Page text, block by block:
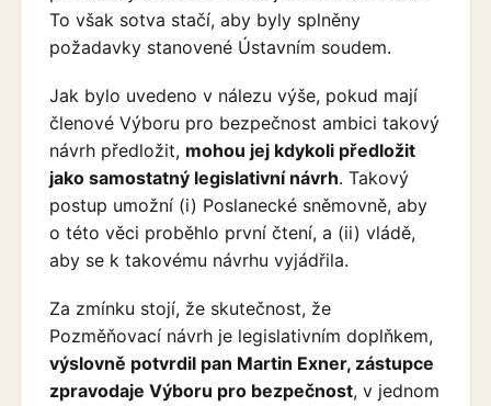
To však sotva stačí, aby byly splněny
požadavky stanovené Ústavním soudem.
Jak bylo uvedeno v nálezu výše, pokud mají
členové Výboru pro bezpečnost ambici takový
návrh předložit, mohou jej kdykoli předložit
jako samostatný legislativní návrh. Takový
postup umožní (i) Poslanecké sněmovně, aby
o této věci proběhlo první čtení, a (ii) vládě,
aby se k takovému návrhu vyjádřila.
Za zmínku stojí, že skutečnost, že
Pozměňovací návrh je legislativním doplňkem,
výslovně potvrdil pan Martin Exner, zástupce
zpravodaje Výboru pro bezpečnost, v jednom